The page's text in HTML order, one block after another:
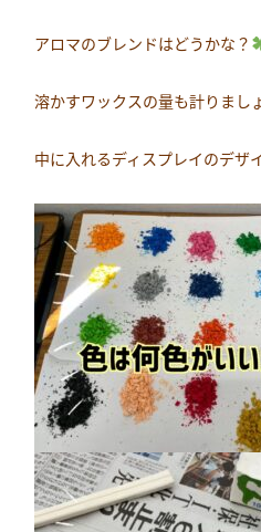
アロマのブレンドはどうかな？
溶かすワックスの量も計りまし
中に入れるディスプレイのデザ